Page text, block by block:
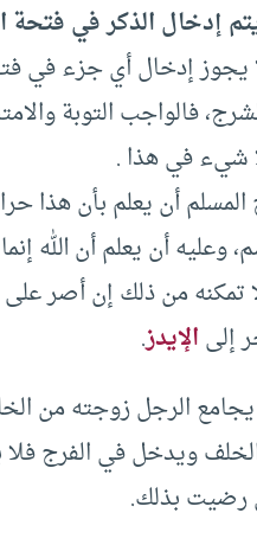
إدخال الذكر في فتحة
يجوز إدخال أي جزء في
فالواجب التوبة
شيء في هذا .
أن يعلم بأن هذا
وعليه أن يعلم أن الله
تمكنه من ذلك إن أصر على
إلىالإيدز.
يجامع الرجل زوجته من
ويدخل في الفرج
بذلك.